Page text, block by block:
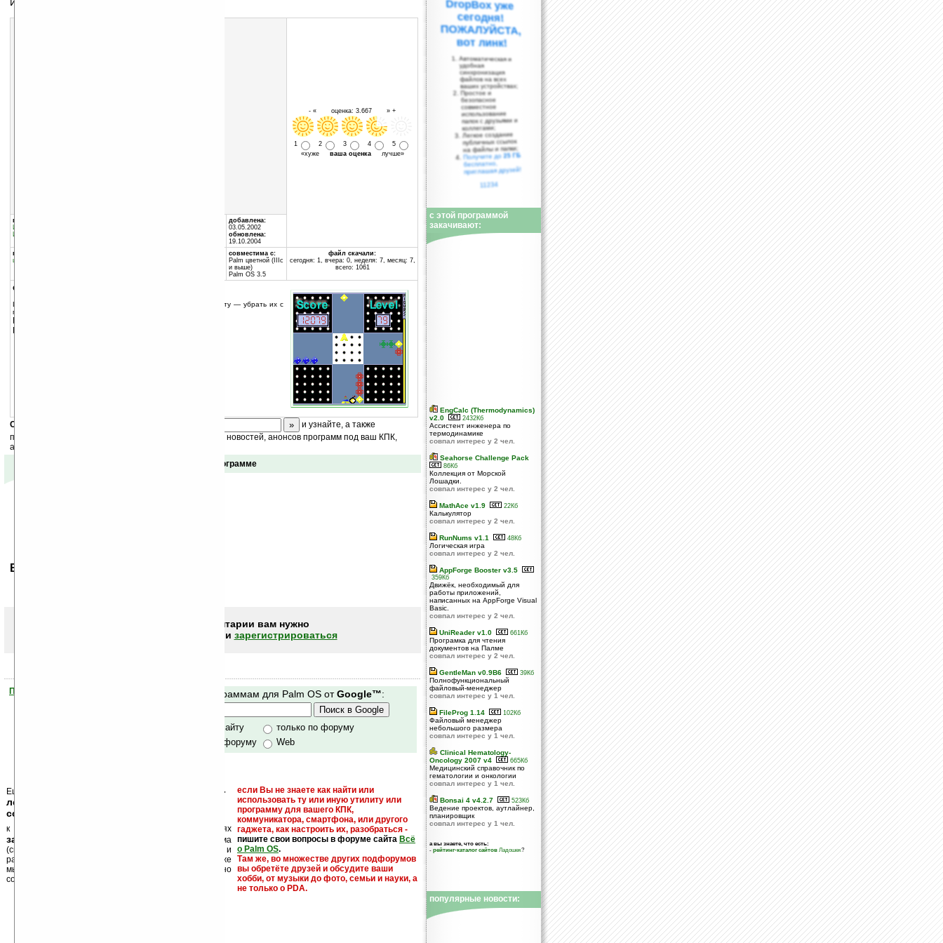
- « оценка: 3.667 » +
1 2 3 4
5
«хуже ваша оценкалучше»
группы программы:
Игры
Игры
добавлена:
03.05.2002
обновлена:
19.10.2004
программа:
шареварная
совместима с:
Palm цветной (IIIc
и выше)
Palm OS 3.5
файл скачали:
сегодня: 1, вчера: 0, неделя: 7, месяц: 7,
всего: 1061
описание:
Цель игры — при помощи собирания фишек по линим и цвету — убрать их с
поля.
Скоро
и узнайте, а также
получайте ежедневный или еженедельный дайджест новостей, анонсов программ под ваш КПК,
акций сайта на ваш почтовый ящик.
Отзывы о программе
Ваше мнение будет первым.
Чтобы писать комментарии вам нужно
или зарегистрироваться
Помогите Ладошкам стать лучше
Поиск по программам для Palm OS отGoogle™:
только по сайту
только по форуму
по сайту и форуму
Web
Еще раз обращаем внимание, что
кейгены, кряки -
лекарства, серийные номера, ключи и
ссылки на варезные сайты
если Вы не знаете как найти или
использовать ту или иную утилиту или
программу для вашего КПК,
коммуникатора, смартфона, или другого
гаджета, как настроить их, разобраться -
пишите свои вопросы в форуме сайта Всё
о Palm OS.
Там же, во множестве других подфорумов
вы обретёте друзей и обсудите ваши
хобби, от музыки до фото, семьи и науки, а
не только о PDA.
к публикации на нашем сайте в комментариях
запрещены
, как и несанкционированная реклама
(спам). Мы поддерживаем авторов программ и
развитие легального программного обеспечения. Также
мы призываем Вас поддерживать авторов, особенно
создающих бесплатные (freeware) программы.
вот линк!
Автоматическая и
удобная
синхронизация
файлов на всех
ваших устройствах;
Простое и
безопасное
совместное
использование
папок с друзьями и
коллегами;
Легкое создание
публичных ссылок
на файлы и папки;
Получите до25 ГБ
бесплатно,
приглашая друзей!
11234
с этой программой
закачивают:
EngCalc (Thermodynamics)
v2.0
2432Кб
Ассистент инженера по
термодинамике
совпал интерес у 2 чел.
Seahorse Challenge Pack
86Кб
Коллекция от Морской
Лошадки.
совпал интерес у 2 чел.
MathAce v1.9 22Кб
Калькулятор
совпал интерес у 2 чел.
RunNums v1.1 48Кб
Логическая игра
совпал интерес у 2 чел.
AppForge Booster v3.5
359Кб
Движёк, необходимый для
работы приложений,
написанных на AppForge Visual
Basic.
совпал интерес у 2 чел.
UniReader v1.0 661Кб
Програмка для чтения
документов на Палме
совпал интерес у 2 чел.
GentleMan v0.9B6 39Кб
Полнофункциональный
файловый-менеджер
совпал интерес у 1 чел.
FileProg 1.14 102Кб
Файловый менеджер
небольшого размера
совпал интерес у 1 чел.
Clinical Hematology-
Oncology 2007 v4
665Кб
Медицинский справочник по
гематологии и онкологии
совпал интерес у 1 чел.
Bonsai 4 v4.2.7 523Кб
Ведение проектов, аутлайнер,
планировщик
совпал интерес у 1 чел.
а вы знаете, что есть:
- рейтинг-каталог сайтов Ладошек?
популярные новости: